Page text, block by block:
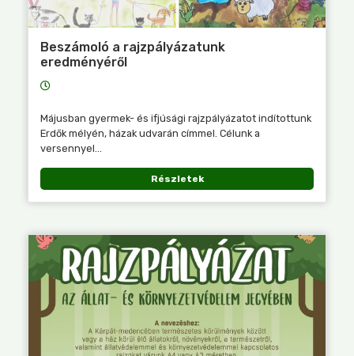
Beszámoló a rajzpályázatunk
eredményéről
Májusban gyermek- és ifjúsági rajzpályázatot indítottunk
Erdők mélyén, házak udvarán címmel. Célunk a
versennyel...
Részletek